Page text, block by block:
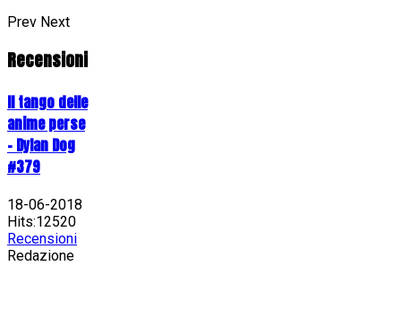
Prev Next
Recensioni
Il tango delle
anime perse
- Dylan Dog
#379
18-06-2018
Hits:12520
Recensioni
Redazione